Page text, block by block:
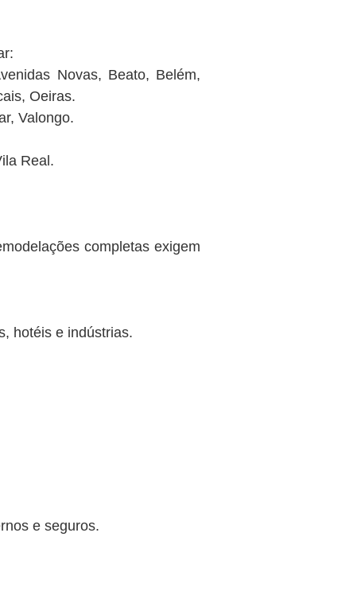
Novas, Beato, Belém,
Oeiras.
Valongo.
Real.
completas exigem
hotéis e indústrias.
e seguros.